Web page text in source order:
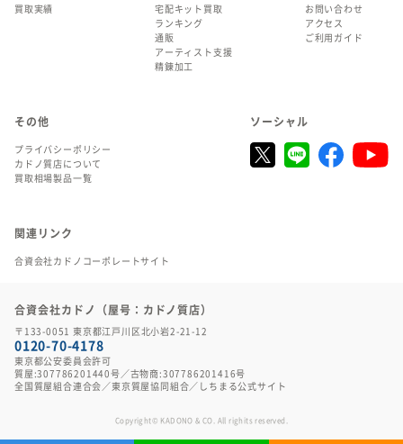
買取実績
宅配キット買取
ランキング
通販
アーティスト支援
精錬加工
お問い合わせ
アクセス
ご利用ガイド
その他
プライバシーポリシー
カドノ質店について
買取相場製品一覧
ソーシャル
関連リンク
合資会社カドノコーポレートサイト
合資会社カドノ（屋号：カドノ質店）
〒133-0051 東京都江戸川区北小岩2-21-12
0120-70-4178
東京都公安委員会許可
質屋:307786201440号／古物商:307786201416号
全国質屋組合連合会 ／東京質屋協同組合 ／ しちまる公式サイト
Copyright© KADONO & CO. All righits reserved.